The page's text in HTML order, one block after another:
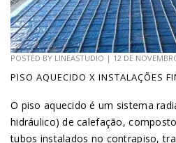
POSTED BY LINEASTUDIO | 12 DE
PISO AQUECIDO X INSTALAÇÕES
O piso aquecido é um sistema
hidráulico) de calefação,
tubos instalados no contrapiso,